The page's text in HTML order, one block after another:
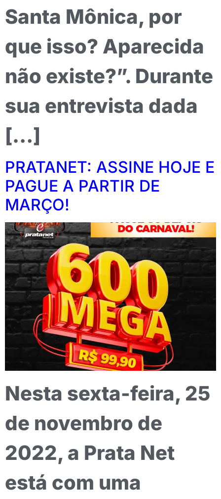
Santa Mônica, por
que isso? Aparecida
não existe?”. Durante
sua entrevista dada
[…]
PRATANET: ASSINE HOJE E
PAGUE A PARTIR DE
MARÇO!
Nesta sexta-feira, 25
de novembro de
2022, a Prata Net
está com uma